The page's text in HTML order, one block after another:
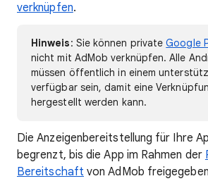
verknüpfen.
Hinweis: Sie können privateGoogle
nicht mit AdMob verknüpfen. Alle
müssen öffentlich in einem
verfügbar sein, damit eine
hergestellt werden kann.
Die Anzeigenbereitstellung für Ihre
begrenzt, bis die App im Rahmen der
Bereitschaft von AdMob